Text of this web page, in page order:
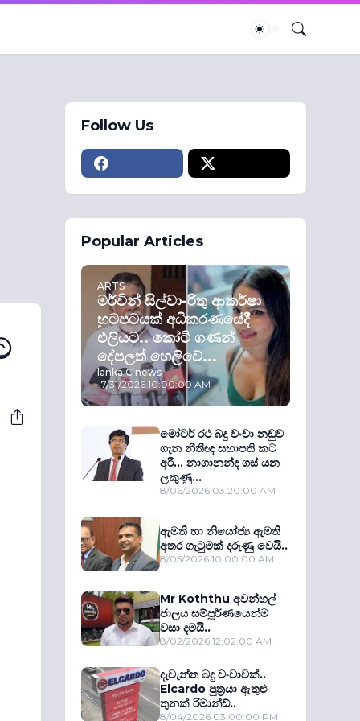
Follow Us
Popular Articles
ARTS
මර්වින් සිල්වා-රිතු ආකර්ෂා
හුටපටයක් අධිකරණයේදී
එලියට.. කෝටි ගණන්
දේපලත් හෙලිවේ...
lanka C news
-7/31/2026 10:00:00 AM
මෝටර් රථ බදු වංචා නඩුව
ගැන නීතීඥ සභාපති කට
අරී... නාගානන්ද ගස් යන
ලකුණු...
8/06/2026 03:20:00 AM
ඇමති හා නියෝජ්‍ය ඇමති
අතර ගැටුමක් දරුණු වෙයි..
8/05/2026 10:00:00 AM
Mr Koththu අවන්හල්
ජාලය සම්පූර්ණයෙන්ම
වසා දමයි..
8/02/2026 12:02:00 AM
දැවැන්ත බදු වංචාවක්..
Elcardo පුත‍්‍රයා ඇතුළු
තුනක් රිමාන්ඩ්..
8/04/2026 03:00:00 PM